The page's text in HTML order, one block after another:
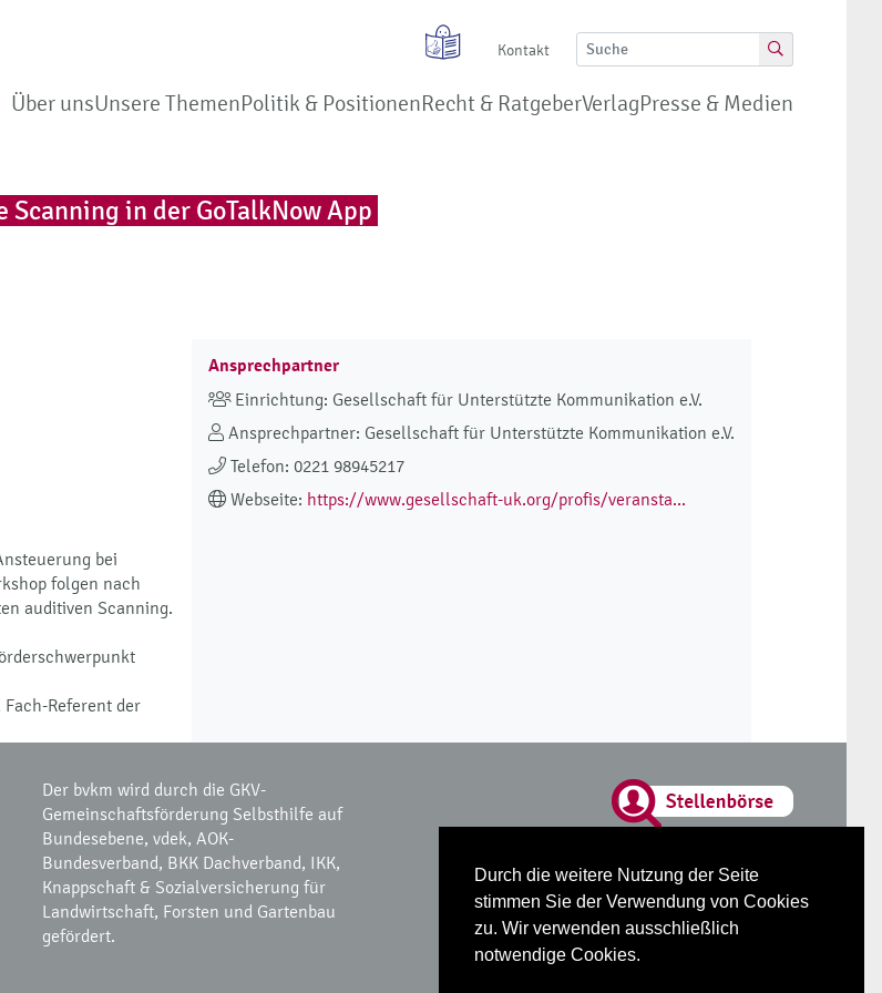
Durch die weitere Nutzung der Seite
stimmen Sie der Verwendung von Cookies
zu. Wir verwenden ausschließlich
notwendige Cookies.
Kontakt
Über unsUnsere ThemenPolitik & PositionenRecht & RatgeberVerlagPresse & Medien
in der GoTalkNow App
bei
folgen nach
auditiven Scanning.
Referent der
Ansprechpartner
Einrichtung: Gesellschaft für Unterstützte Kommunikation e.V.
Ansprechpartner: Gesellschaft für Unterstützte Kommunikation e.V.
Telefon: 0221 98945217
Webseite: https://www.gesellschaft-uk.org/profis/veransta...
Der bvkm wird durch die GKV-
Gemeinschaftsförderung Selbsthilfe auf
Bundesebene, vdek, AOK-
Bundesverband, BKK Dachverband, IKK,
Knappschaft & Sozialversicherung für
Landwirtschaft, Forsten und Gartenbau
gefördert.
Datenschutz
Impressum